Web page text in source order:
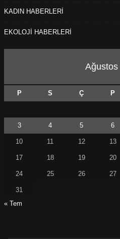
KADIN HABERLERİ
EKOLOJİ HABERLERİ
P S Ç P
3 4 5 6
10 11 12 13
17 18 19 20
24 25 26 27
31
« Tem